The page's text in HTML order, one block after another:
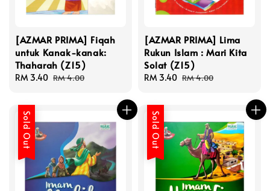
[AZMAR PRIMA] Fiqah
untuk Kanak-kanak:
Thaharah (Z15)
Sale
RM 3.40 Regular
RM 4.00
[AZMAR PRIMA] Lima
Rukun Islam : Mari Kita
Solat (Z15)
Sale
RM 3.40 Regular
RM 4.00
Sold Out Sold Out